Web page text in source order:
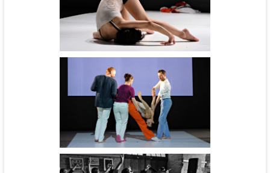
Cinébal - cie l'Aéronef
Flashmob
Marelle - cie Hors Commerce